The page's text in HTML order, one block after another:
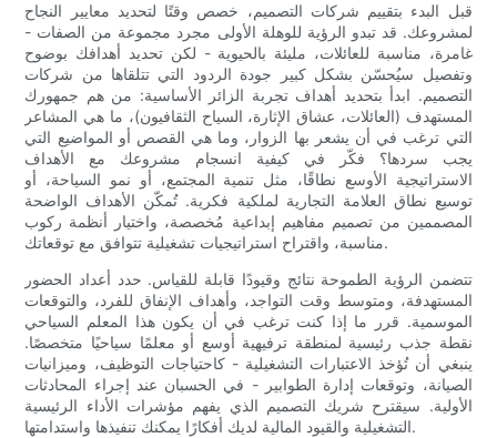
قبل البدء بتقييم شركات التصميم، خصص وقتًا لتحديد معايير النجاح
لمشروعك. قد تبدو الرؤية للوهلة الأولى مجرد مجموعة من الصفات -
غامرة، مناسبة للعائلات، مليئة بالحيوية - لكن تحديد أهدافك بوضوح
وتفصيل سيُحسّن بشكل كبير جودة الردود التي تتلقاها من شركات
التصميم. ابدأ بتحديد أهداف تجربة الزائر الأساسية: من هم جمهورك
المستهدف (العائلات، عشاق الإثارة، السياح الثقافيون)، ما هي المشاعر
التي ترغب في أن يشعر بها الزوار، وما هي القصص أو المواضيع التي
يجب سردها؟ فكّر في كيفية انسجام مشروعك مع الأهداف
الاستراتيجية الأوسع نطاقًا، مثل تنمية المجتمع، أو نمو السياحة، أو
توسيع نطاق العلامة التجارية لملكية فكرية. تُمكّن الأهداف الواضحة
المصممين من تصميم مفاهيم إبداعية مُخصصة، واختيار أنظمة ركوب
مناسبة، واقتراح استراتيجيات تشغيلية تتوافق مع توقعاتك.
تتضمن الرؤية الطموحة نتائج وقيودًا قابلة للقياس. حدد أعداد الحضور
المستهدفة، ومتوسط ​​وقت التواجد، وأهداف الإنفاق للفرد، والتوقعات
الموسمية. قرر ما إذا كنت ترغب في أن يكون هذا المعلم السياحي
نقطة جذب رئيسية لمنطقة ترفيهية أوسع أو معلمًا سياحيًا متخصصًا.
ينبغي أن تُؤخذ الاعتبارات التشغيلية - كاحتياجات التوظيف، وميزانيات
الصيانة، وتوقعات إدارة الطوابير - في الحسبان عند إجراء المحادثات
الأولية. سيقترح شريك التصميم الذي يفهم مؤشرات الأداء الرئيسية
التشغيلية والقيود المالية لديك أفكارًا يمكنك تنفيذها واستدامتها.